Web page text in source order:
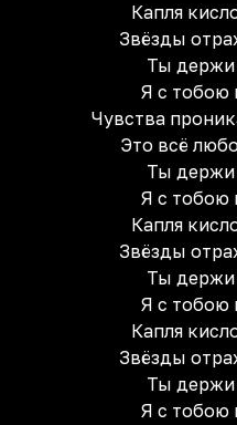
Капля
Звёзды
Ты держи
Я с тобою
Чувства
Это всё
Ты держи
Я с тобою
Капля
Звёзды
Ты держи
Я с тобою
Капля
Звёзды
Ты держи
Я с тобою